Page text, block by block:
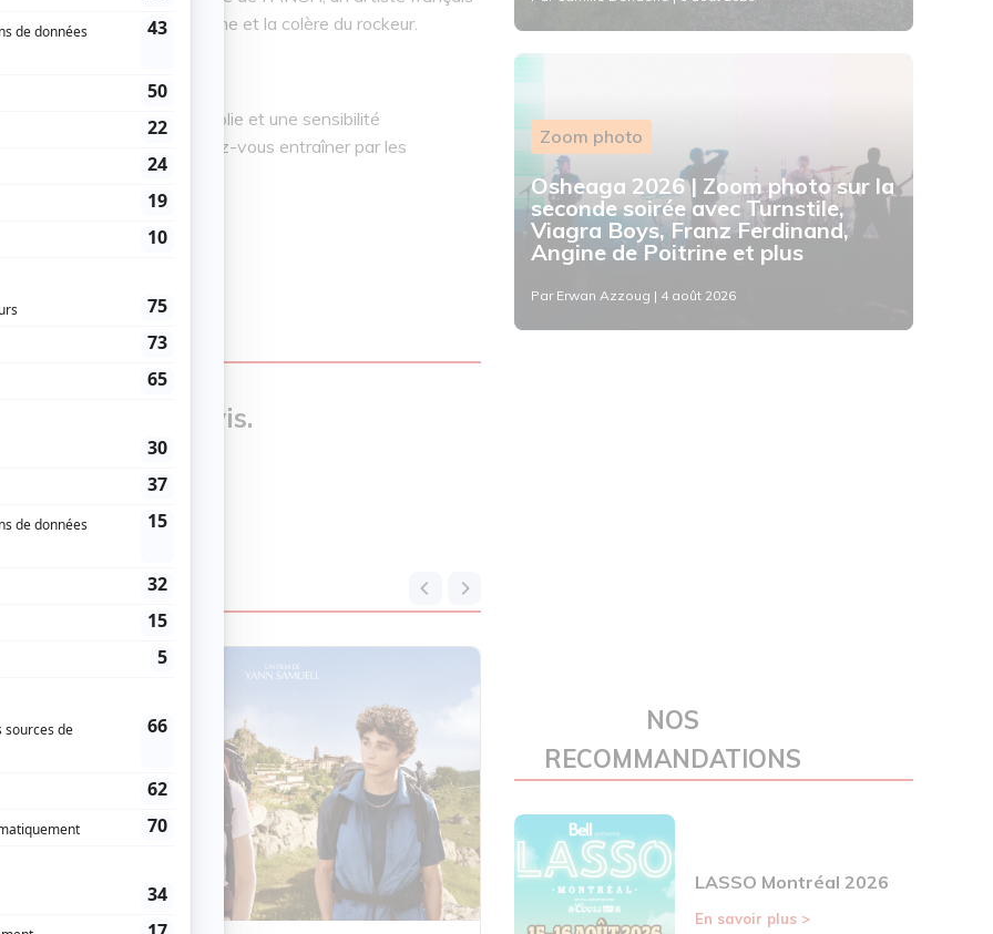
entre la douceur de l'intime et la colère du rockeur.
avec une fougue, une folie et une sensibilité
Verville au piano, laissez-vous entraîner par les
Québécois du monde…
donner un avis.
Zoom photo
Osheaga 2026 | Zoom photo sur la
seconde soirée avec Turnstile,
Viagra Boys, Franz Ferdinand,
Angine de Poitrine et plus
Par Erwan Azzoug | 4 août 2026
NOS
RECOMMANDATIONS
LASSO Montréal 2026
En savoir plus >